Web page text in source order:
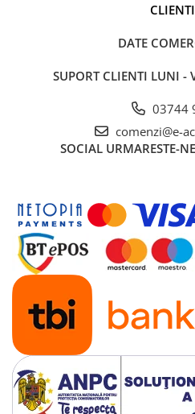
CLIENTI
DATE
SUPORT CLIENTI LUNI -
03744
comenzi@e-
SOCIAL URMARESTE-